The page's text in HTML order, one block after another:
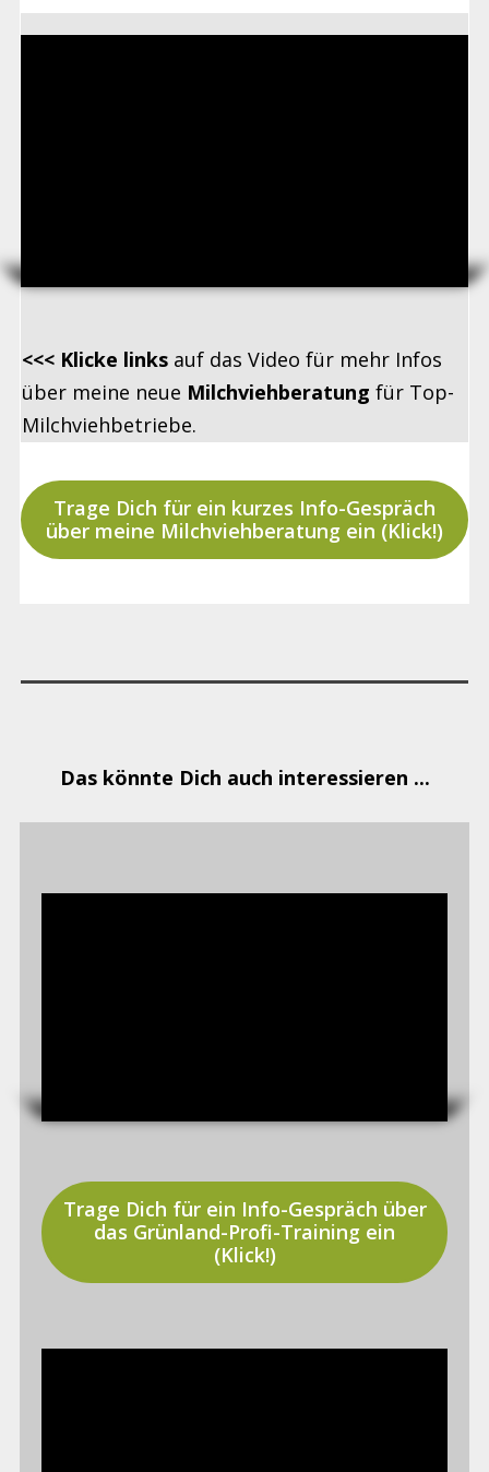
<<< Klicke links auf das Video für mehr Infos
über meine neue Milchviehberatung für Top-
Milchviehbetriebe.
Trage Dich für ein kurzes Info-Gespräch
über meine Milchviehberatung ein (Klick!)
Das könnte Dich auch interessieren ...
Trage Dich für ein Info-Gespräch über
das Grünland-Profi-Training ein
(Klick!)